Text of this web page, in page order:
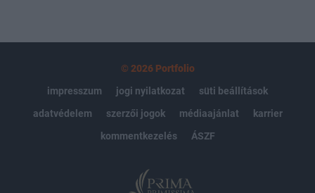
© 2026 Portfolio
impresszum
jogi nyilatkozat
süti beállítások
adatvédelem
szerzői jogok médiaajánlat
karrier
kommentkezelés
ÁSZF